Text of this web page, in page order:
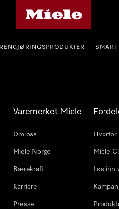
RENGJØRINGSPRODUKTER
Varemerket Miele
Om oss
Miele Norge
Bærekraft
Karriere
Presse
Hvorfor
Miele
Løs inn